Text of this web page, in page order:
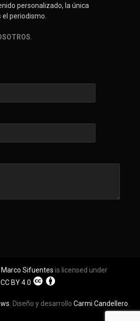
personalizado, la única
el periodismo.
.
Marco Sifuentes is licensed under
CC BY 4.0
. Diseño y desarrollo Carmi Candellero.